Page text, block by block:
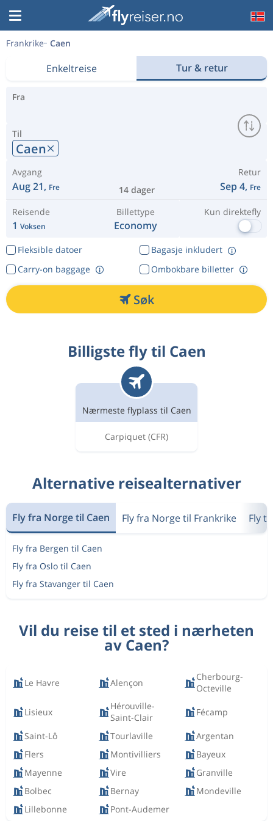
Frankrike Caen
Enkeltreise Tur & retur
Fra
Til
Caen
Avgang
Aug 21, Fre 14 dager
Retur
Sep 4, Fre
Reisende
1 Voksen
Billettype
Economy
Kun direktefly
Fleksible datoer
Bagasje inkludert
Ombokbare billetter
Carry-on baggage
Søk
Billigste fly til Caen
Nærmeste flyplass til Caen
Carpiquet (CFR)
Alternative reisealternativer
Fly fra Norge til Caen Fly fra Norge til Frankrike Fly
Fly fra Bergen til Caen
Fly fra Oslo til Caen
Fly fra Stavanger til Caen
Vil du reise til et sted i nærheten
av Caen?
Le Havre Alençon
Cherbourg-
Octeville
Lisieux
Hérouville-
Saint-Clair
Fécamp
Saint-Lô Tourlaville
Argentan
Flers
Montivilliers
Bayeux
Mayenne
Vire
Granville
Bolbec
Bernay
Mondeville
Lillebonne
Pont-Audemer